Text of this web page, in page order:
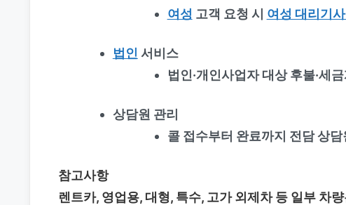
여성 고객 요청 시 여성 대리기
법인 서비스
법인·개인사업자 대상 후불·세
상담원 관리
콜 접수부터 완료까지 전담 상
참고사항
렌트카, 영업용, 대형, 특수, 고가 외제차 등 일부 차